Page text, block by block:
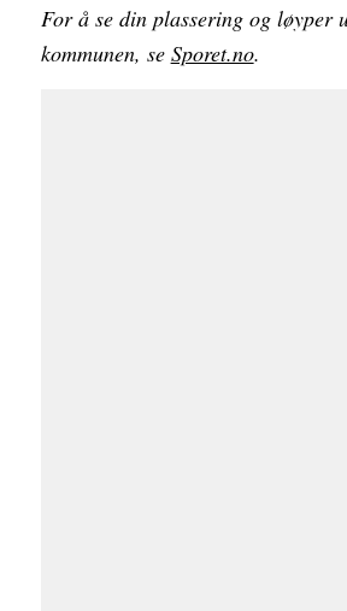
For å se din plassering og løyper
kommunen, se Sporet.no.